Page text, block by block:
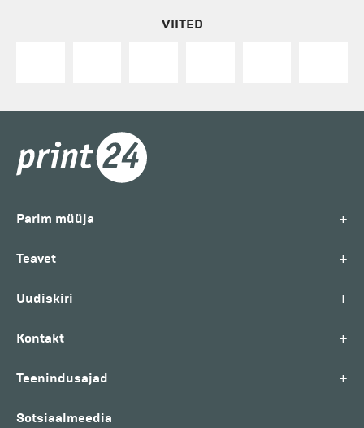
VIITED
Parim müüja +
Teavet +
Uudiskiri +
Kontakt +
Teenindusajad +
Sotsiaalmeedia